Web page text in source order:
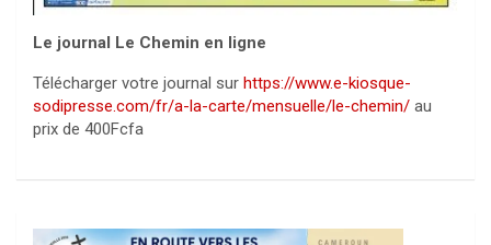
Le journal Le Chemin en ligne
Télécharger votre journal sur https://www.e-kiosque-
sodipresse.com/fr/a-la-carte/mensuelle/le-chemin/ au
prix de 400Fcfa